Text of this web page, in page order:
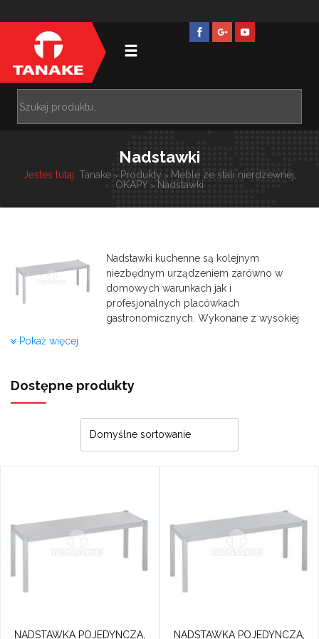
Nadstawki
Jesteś tutaj: Tanake> Produkty > Meble ze stali nierdzewnej,
OKAPY > Nadstawki
Nadstawki kuchenne są kolejnym
niezbędnym urządzeniem zarówno w
domowych warunkach jak i
profesjonalnych placówkach
gastronomicznych. Wykonane z wysokiej
najbardziej wymagających klientów. Do
zalet materiału z którego są wykonane
wilgoć oraz inne czynniki zewnętrzne. Półki
są odpowiednio wzmocnione, dzięki
czemu są w stanie zapewnić zwiększoną
który ma na celu najefektywniejsze
zagospodarowanie pomieszczenia
gastronomicznego. Możliwość ich
umiejscowienia na stołach czy szafkach
pozostawia decyzje w Państwa rękach
odnośnie ich lokalizacji, a jej proste
Pokaż więcej
Dostępne produkty
NADSTAWKA POJEDYNCZA,
NADSTAWKA POJEDYNCZA,